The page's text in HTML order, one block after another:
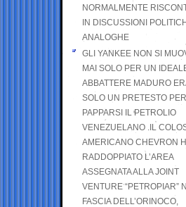
NORMALMENTE
IN DISCUSSIONI
ANALOGHE
GLI YANKEE NON SI
MAI SOLO PER UN
ABBATTERE MADURO
SOLO UN PRETESTO PER
PAPPARSI IL PETROLIO
VENEZUELANO .IL
AMERICANO CHEVRON
RADDOPPIATO L’AREA
ASSEGNATA ALLA JOINT
VENTURE “PETROPIAR”
FASCIA DELL’ORINOCO,